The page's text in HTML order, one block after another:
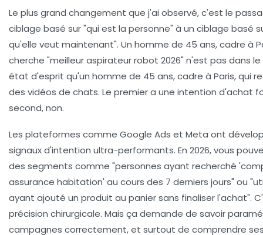
Le plus grand changement que j'ai observé, c'est le
ciblage basé sur "qui est la personne" à un ciblage basé
qu'elle veut maintenant". Un homme de 45 ans, cadre à
cherche "meilleur aspirateur robot 2026" n'est pas dans
état d'esprit qu'un homme de 45 ans, cadre à Paris, qui
des vidéos de chats. Le premier a une intention d'achat
second, non.
Les plateformes comme Google Ads et Meta ont
signaux d'intention ultra-performants. En 2026, vous
des segments comme "personnes ayant recherché
assurance habitation' au cours des 7 derniers jours" ou
ayant ajouté un produit au panier sans finaliser l'achat".
précision chirurgicale. Mais ça demande de savoir
campagnes correctement, et surtout de comprendre